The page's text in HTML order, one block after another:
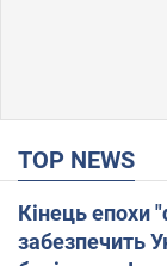
TOP NEWS
Кінець епохи
забезпечить